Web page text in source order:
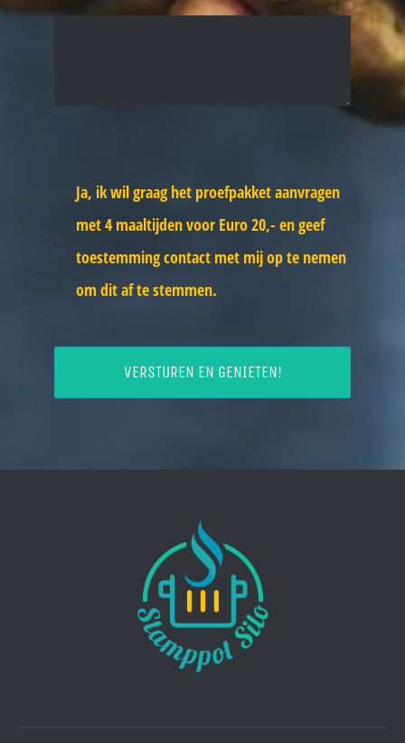
Ja, ik wil graag het proefpakket aanvragen
met 4 maaltijden voor Euro 20,- en geef
toestemming contact met mij op te nemen
om dit af te stemmen.
VERSTUREN EN GENIETEN!